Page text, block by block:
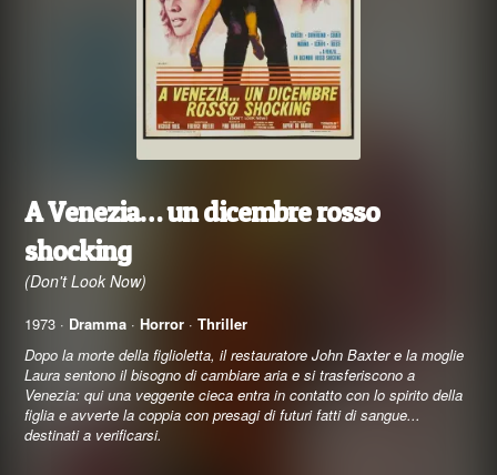
A Venezia… un dicembre rosso
shocking
(Don't Look Now)
1973 · Dramma ·Horror ·Thriller
Dopo la morte della figlioletta, il restauratore John Baxter e la moglie
Laura sentono il bisogno di cambiare aria e si trasferiscono a
Venezia: qui una veggente cieca entra in contatto con lo spirito della
figlia e avverte la coppia con presagi di futuri fatti di sangue...
destinati a verificarsi.